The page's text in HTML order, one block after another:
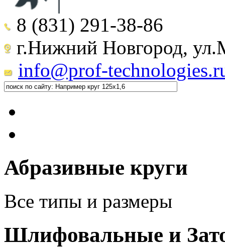
8 (831) 291-38-86
г.Нижний Новгород,
info@prof-
Абразивные круги
Все типы и размеры
Шлифовальные и